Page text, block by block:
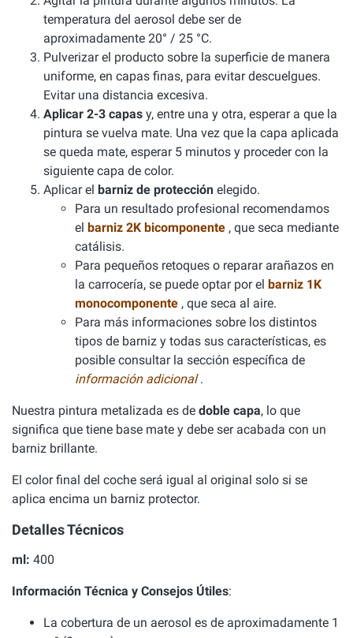
temperatura del aerosol debe ser de
aproximadamente 20° / 25 °C.
Pulverizar el producto sobre la superficie de manera
uniforme, en capas finas, para evitar descuelgues.
Evitar una distancia excesiva.
Aplicar 2-3 capas y, entre una y otra, esperar a que la
pintura se vuelva mate. Una vez que la capa aplicada
se queda mate, esperar 5 minutos y proceder con la
siguiente capa de color.
Aplicar el barniz de protección elegido.
Para un resultado profesional recomendamos
el barniz 2K bicomponente , que seca mediante
catálisis.
Para pequeños retoques o reparar arañazos en
la carrocería, se puede optar por el barniz 1K
monocomponente , que seca al aire.
Para más informaciones sobre los distintos
tipos de barniz y todas sus características, es
posible consultar la sección específica de
información adicional.
Nuestra pintura metalizada es de doble capa, lo que
significa que tiene base mate y debe ser acabada con un
barniz brillante.
El color final del coche será igual al original solo si se
aplica encima un barniz protector.
Detalles Técnicos
ml: 400
Información Técnica y Consejos Útiles:
La cobertura de un aerosol es de aproximadamente 1